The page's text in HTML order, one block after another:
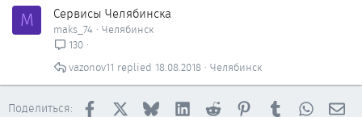
M Сервисы Челябинска
maks_74 Челябинск
130
Челябинск
18.08.2018
vazonov11
Поделиться: Facebook BlueskyLinkedInReddit PinterestTumblr